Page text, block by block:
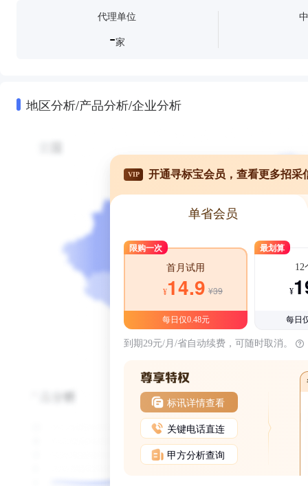
代理单位
-家
地区分析/产品分析/企业分析
VIP 开通寻标宝会员，查看更多招采
单省会员
限购一次
首月试用
¥14.9 ¥39
每日仅0.48元
最划算
12
¥
每日
到期29元/月/省自动续费，可随时取消。
标讯详情查看
关键电话直连
甲方分析查询